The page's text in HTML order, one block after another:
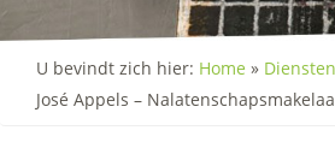
U bevindt zich hier: Home » Diensten
José Appels –